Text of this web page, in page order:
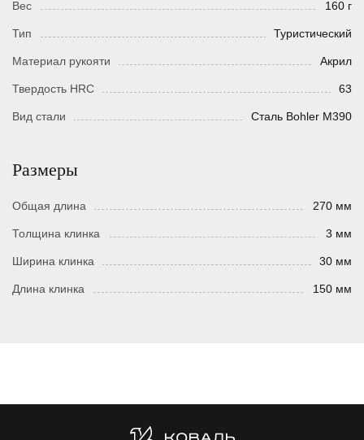
Вес 160 г
Тип Туристический
Материал рукояти Акрил
Твердость HRC 63
Вид стали Сталь Bohler M390
Размеры
Общая длина 270 мм
Толщина клинка 3 мм
Ширина клинка 30 мм
Длина клинка 150 мм